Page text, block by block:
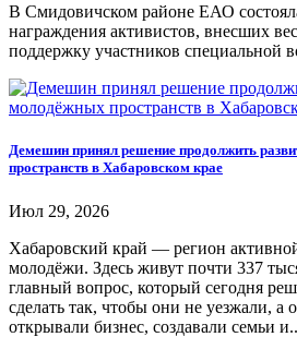
В Смидовичском районе ЕАО
награждения активистов, внесших
поддержку участников специальной
Демешин принял решение продолжить
пространств в Хабаровском крае
Июл 29, 2026
Хабаровский край — регион
молодёжи. Здесь живут почти 337
главный вопрос, который сегодня
сделать так, чтобы они не уезжали, а
открывали бизнес, создавали семьи